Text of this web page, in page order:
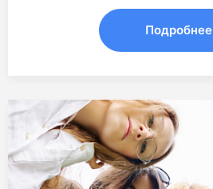
Подробнее